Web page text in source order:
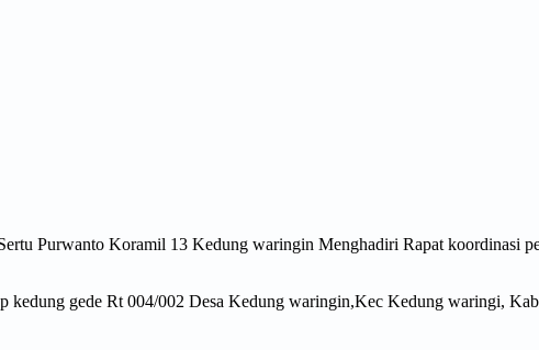
Purwanto Koramil 13 Kedung waringin Menghadiri Rapat koordinasi
gede Rt 004/002 Desa Kedung waringin,Kec Kedung waringi,